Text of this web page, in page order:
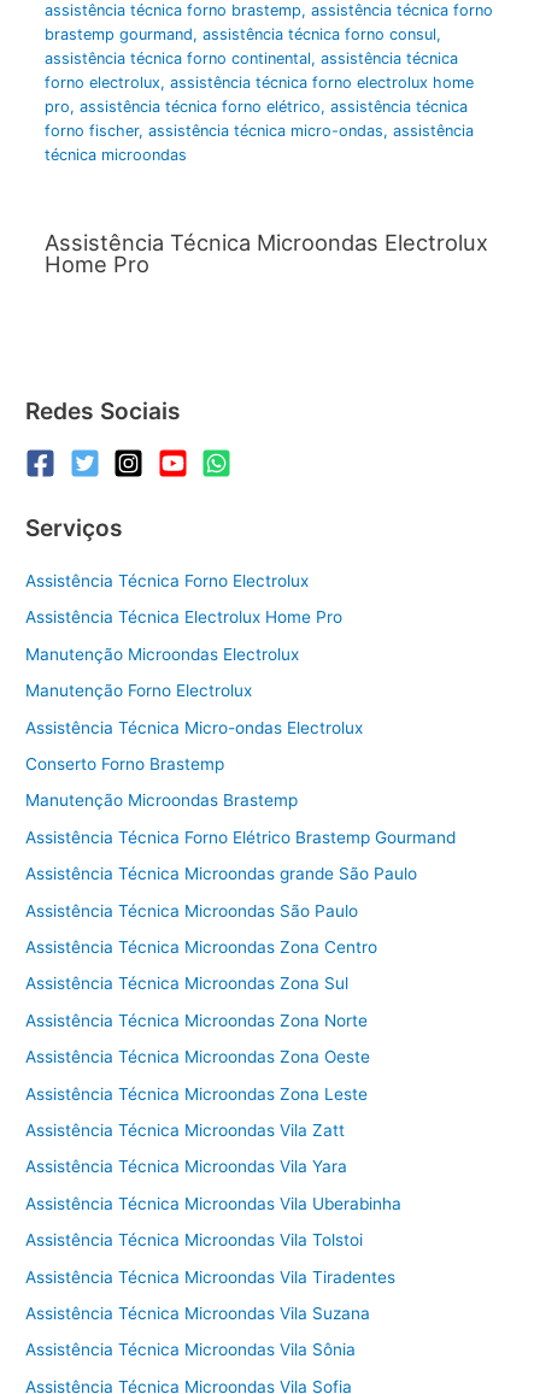
assistência técnica forno brastemp, assistência técnica forno
brastemp gourmand, assistência técnica forno consul,
assistência técnica forno continental, assistência técnica
forno electrolux, assistência técnica forno electrolux home
pro, assistência técnica forno elétrico, assistência técnica
forno fischer, assistência técnica micro-ondas, assistência
técnica microondas
Assistência Técnica Microondas Electrolux
Home Pro
Redes Sociais
Serviços
Assistência Técnica Forno Electrolux
Assistência Técnica Electrolux Home Pro
Manutenção Microondas Electrolux
Manutenção Forno Electrolux
Assistência Técnica Micro-ondas Electrolux
Conserto Forno Brastemp
Manutenção Microondas Brastemp
Assistência Técnica Forno Elétrico Brastemp Gourmand
Assistência Técnica Microondas grande São Paulo
Assistência Técnica Microondas São Paulo
Assistência Técnica Microondas Zona Centro
Assistência Técnica Microondas Zona Sul
Assistência Técnica Microondas Zona Norte
Assistência Técnica Microondas Zona Oeste
Assistência Técnica Microondas Zona Leste
Assistência Técnica Microondas Vila Zatt
Assistência Técnica Microondas Vila Yara
Assistência Técnica Microondas Vila Uberabinha
Assistência Técnica Microondas Vila Tolstoi
Assistência Técnica Microondas Vila Tiradentes
Assistência Técnica Microondas Vila Suzana
Assistência Técnica Microondas Vila Sônia
Assistência Técnica Microondas Vila Sofia